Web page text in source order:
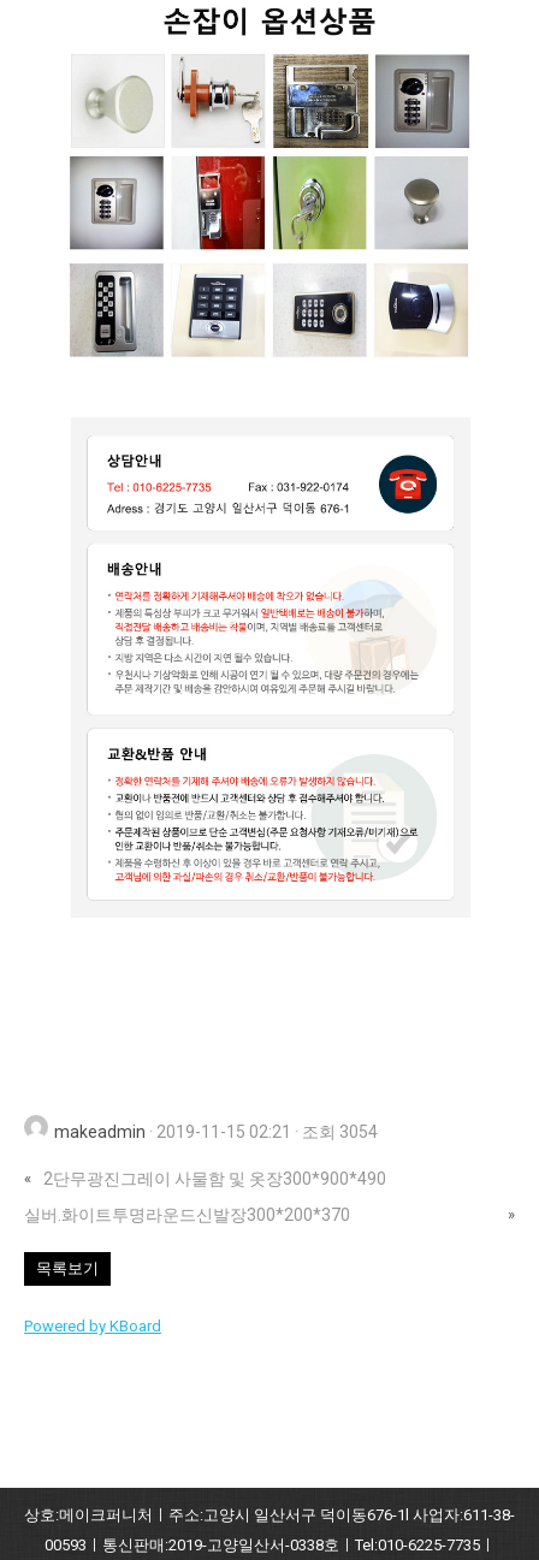
makeadmin · 2019-11-15 02:21 · 조회 3054
«
2단무광진그레이 사물함 및 옷장300*900*490
실버.화이트투명라운드신발장300*200*370
»
목록보기
Powered by KBoard
상호:메이크퍼니처ㅣ주소:고양시 일산서구 덕이동676-1l 사업자:611-38-
00593ㅣ통신판매:2019-고양일산서-0338호ㅣTel:010-6225-7735ㅣ